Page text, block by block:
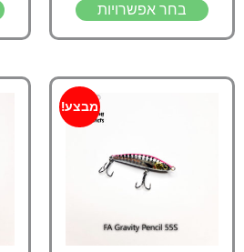
בחר אפשרויות
מבצע!